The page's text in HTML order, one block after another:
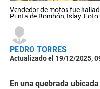
Vendedor de motos fue
Punta de Bombón, Islay. Foto:
PEDRO TORRES
Actualizado el 19/12/2025,
En una quebrada